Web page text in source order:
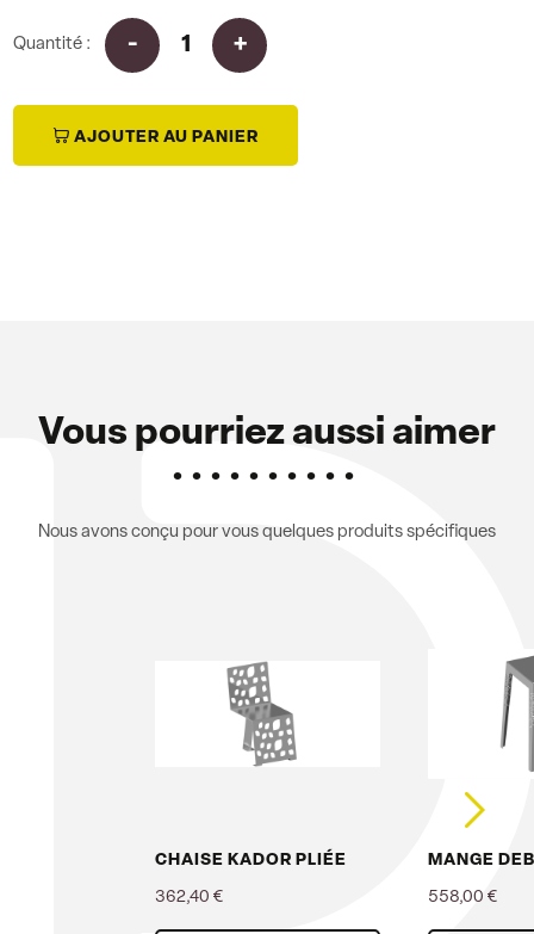
Quantité :
i AJOUTER AU PANIER
Vous pourriez aussi aimer
Nous avons conçu pour vous quelques produits spécifiques
CHAISE KADOR PLIÉE
362,40 €
MANGE
558,00 €